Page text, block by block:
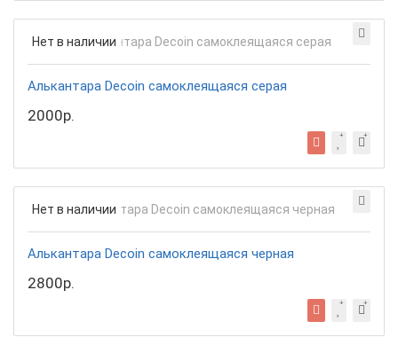
Нет в наличии
Алькантара Decoin самоклеящаяся серая
2000р.
Нет в наличии
Алькантара Decoin самоклеящаяся черная
2800р.